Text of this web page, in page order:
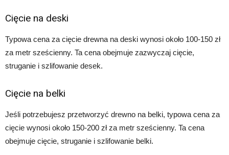
Cięcie na deski
Typowa cena za cięcie drewna na deski wynosi około 100-150 zł
za metr sześcienny. Ta cena obejmuje zazwyczaj cięcie,
struganie i szlifowanie desek.
Cięcie na belki
Jeśli potrzebujesz przetworzyć drewno na belki, typowa cena za
cięcie wynosi około 150-200 zł za metr sześcienny. Ta cena
obejmuje cięcie, struganie i szlifowanie belki.